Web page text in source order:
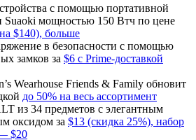
с помощью портативной
Suaoki мощностью 150 Втч по цене
$140), больше
в безопасности с помощью
замков за $6 с Prime-доставкой
Wearhouse Friends & Family обновит
до 50% на весь ассортимент
из 34 предметов с элегантным
оксидом за $13 (скидка 25%), набор
$20